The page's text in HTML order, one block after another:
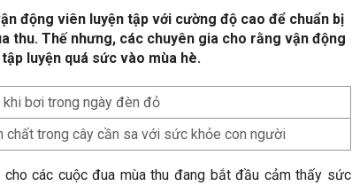
động viên luyện tập với cường độ cao để chuẩn bị
thu. Thế nhưng, các chuyên gia cho rằng vận động
luyện quá sức vào mùa hè.
bơi trong ngày đèn đỏ
chất trong cây cần sa với sức khỏe con người
các cuộc đua mùa thu đang bắt đầu cảm thấy sức